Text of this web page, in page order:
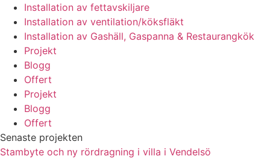
Installation av fettavskiljare
Installation av ventilation/köksfläkt
Installation av Gashäll, Gaspanna & Restaurangkök
Projekt
Blogg
Offert
Projekt
Blogg
Offert
Senaste projekten
Stambyte och ny rördragning i villa i Vendelsö